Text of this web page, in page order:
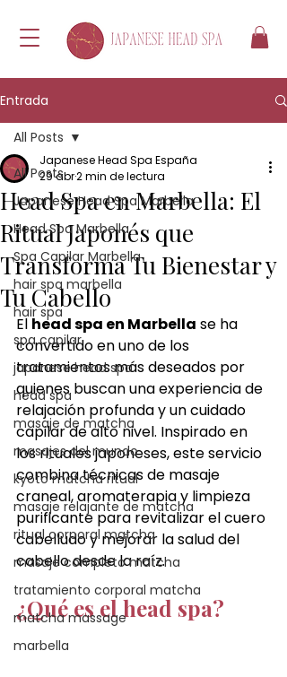
Entrada
All Posts
Japanese Head Spa Marbella
Head Spa Marbella
Spa Capilar Marbella
hair spa marbella
hair spa
spa capilar
japanese head spa
head spa
masaje de matcha
masajes del mundo
kyoto matcha ritual
masaje relajante de matcha
ritual corporal matcha
masaje completo matcha
tratamiento corporal matcha
matcha massage
marbella
All Posts
Head Spa en Marbella: El
Ritual Japonés que
Transforma Tu Bienestar y
Tu Cabello
Japanese Head Spa España
29 abr2 min de lectura
El head spa en Marbella se ha
convertido en uno de los
tratamientos más deseados por
quienes buscan una experiencia de
relajación profunda y un cuidado
capilar de alto nivel. Inspirado en
los rituales japoneses, este servicio
combina técnicas de masaje
craneal, aromaterapia y limpieza
purificante para revitalizar el cuero
cabelludo y mejorar la salud del
cabello desde la raíz.
¿Qué es el head spa?